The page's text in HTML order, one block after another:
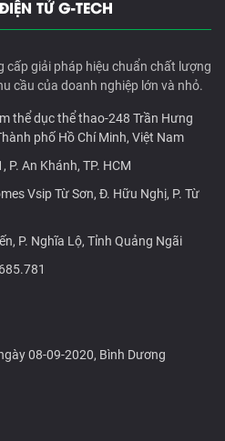
TỬ G-TECH
cấp giải pháp hiệu chuẩn chất lượng
cầu của doanh nghiệp lớn và nhỏ.
thể dục thể thao-248 Trần Hưng
phố Hồ Chí Minh, Việt Nam
P. An Khánh, TP. HCM
Vsip Từ Sơn, Đ. Hữu Nghị, P. Từ
P. Nghĩa Lộ, Tỉnh Quảng Ngãi
08-09-2020, Bình Dương